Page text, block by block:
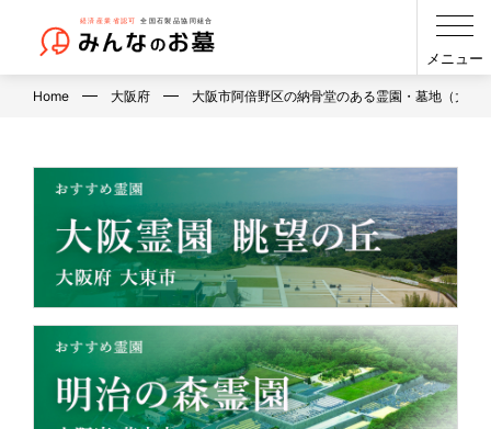
メニュー
Home 大阪府 大阪市阿倍野区の納骨堂のある霊園・墓地（大阪